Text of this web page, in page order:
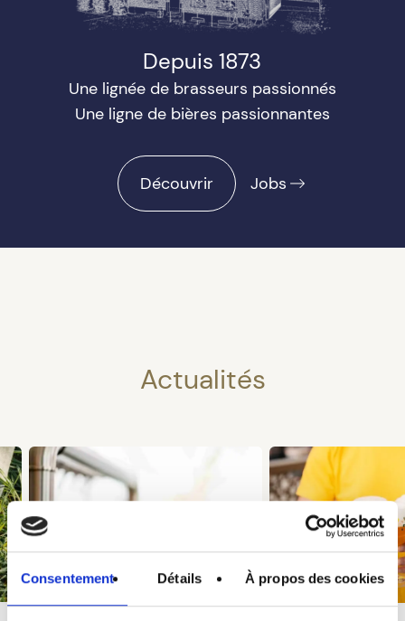
Consentement Détails À propos des cookies
Depuis 1873
Une lignée de brasseurs passionnés
Une ligne de bières passionnantes
Découvrir Jobs
Actualités